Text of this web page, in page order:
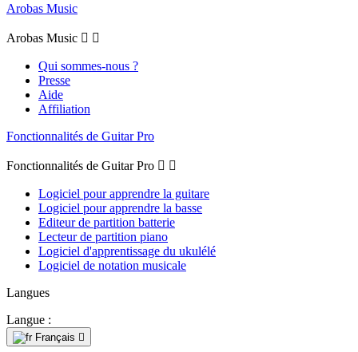
Arobas Music
Arobas Music  
Qui sommes-nous ?
Presse
Aide
Affiliation
Fonctionnalités de Guitar Pro
Fonctionnalités de Guitar Pro  
Logiciel pour apprendre la guitare
Logiciel pour apprendre la basse
Editeur de partition batterie
Lecteur de partition piano
Logiciel d'apprentissage du ukulélé
Logiciel de notation musicale
Langues
Langue :
Français 